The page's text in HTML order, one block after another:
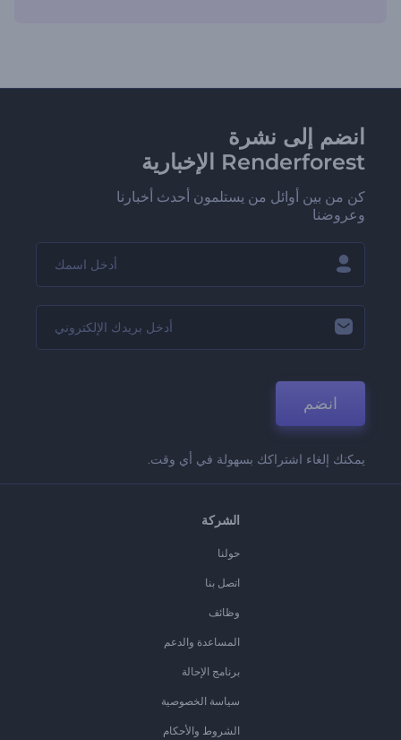
انضم إلى نشرة
Renderforest الإخبارية
كن من بين أوائل من يستلمون أحدث أخبارنا
وعروضنا
انضم
يمكنك إلغاء اشتراكك بسهولة في أي وقت.
الشركة
حولنا
اتصل بنا
وظائف
المساعدة والدعم
برنامج الإحالة
سياسة الخصوصية
الشروط والأحكام